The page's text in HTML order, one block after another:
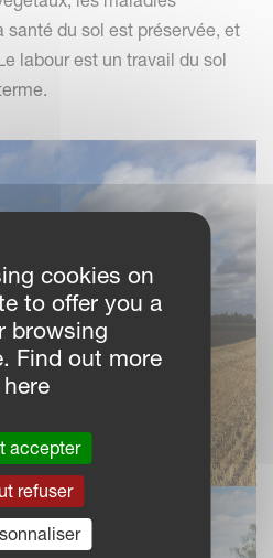
du sol est préservée, et
labour est un travail du sol
cookies on
to offer you a
browsing
Find out more
here
accepter
refuser